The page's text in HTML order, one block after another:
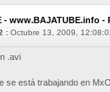
- www.BAJATUBE.info -
: Octubre 13, 2009,
.avi
se está trabajando en